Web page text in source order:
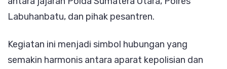
Labuhanbatu, dan pihak pesantren.
Kegiatan ini menjadi simbol hubungan yang
semakin harmonis antara aparat kepolisian dan